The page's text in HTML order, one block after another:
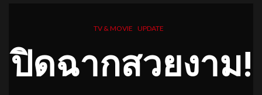
TV & MOVIE UPDATE
ปิดฉากสวยงาม!